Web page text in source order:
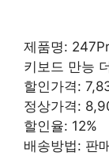
제품명:
키보드 만능
할인가격:
정상가격:
할인율: 12%
배송방법: 판